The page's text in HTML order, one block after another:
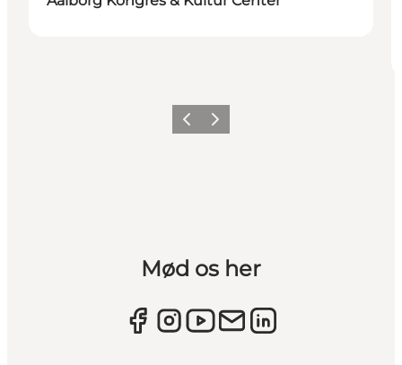
ForrigeNæste
Mød os her